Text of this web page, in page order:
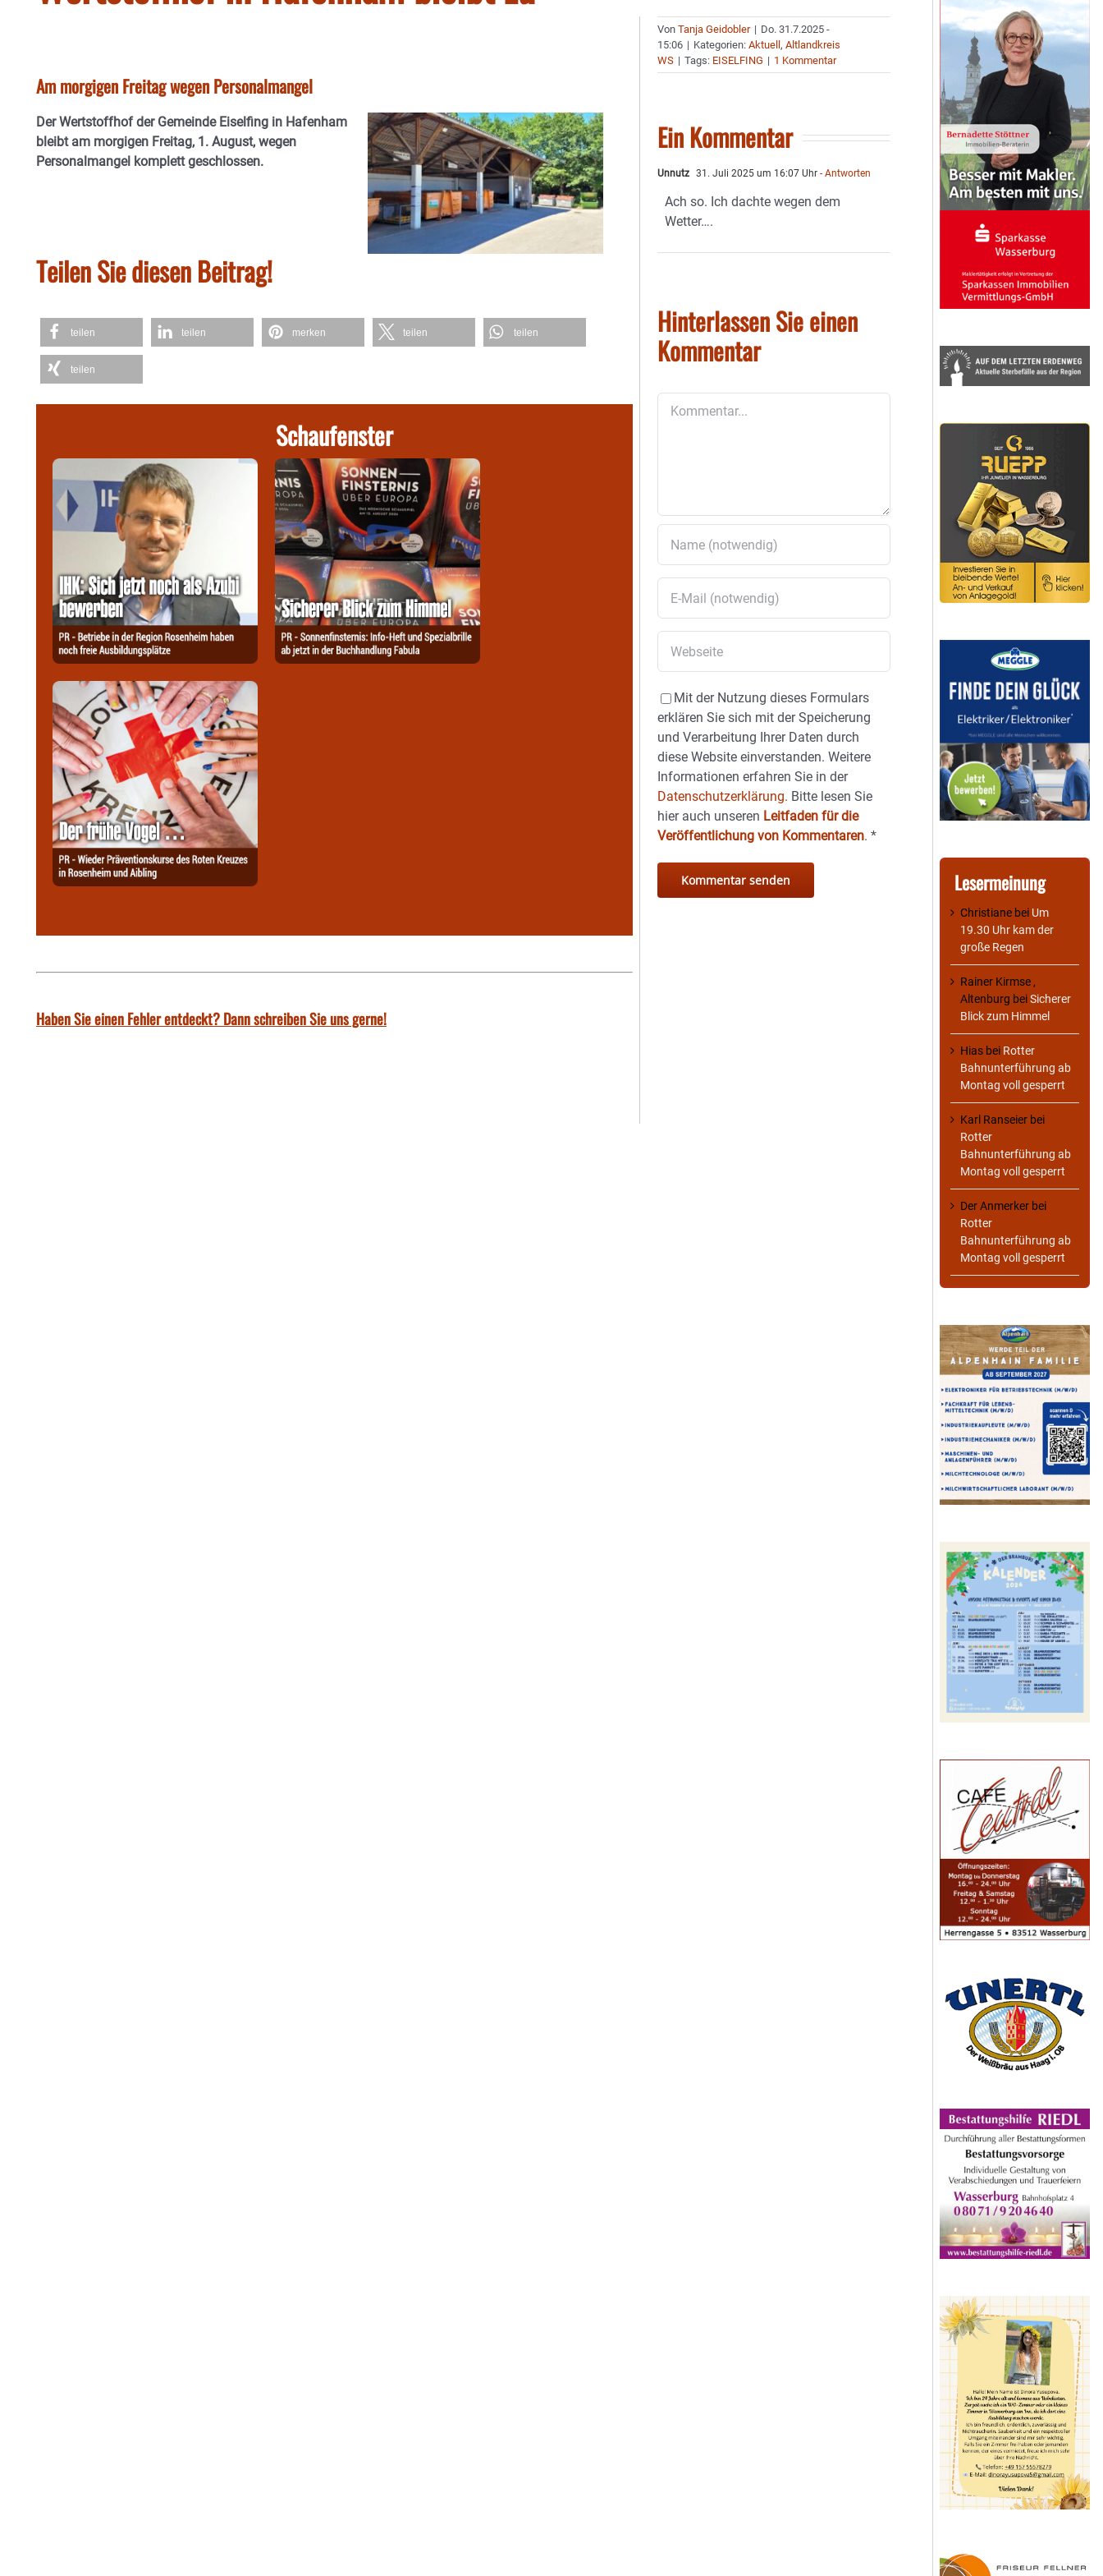
Am morgigen Freitag wegen Personalmangel
Der Wertstoffhof der Gemeinde Eiselfing in Hafenham
bleibt am morgigen Freitag, 1. August, wegen
Personalmangel komplett geschlossen.
Teilen Sie diesen Beitrag!
teilen teilen merken teilen teilen
teilen
Schaufenster
Haben Sie einen Fehler entdeckt? Dann schreiben Sie uns gerne!
VonTanja Geidobler | Do. 31.7.2025 -
15:06 | Kategorien:Aktuell,Altlandkreis
WS | Tags: EISELFING | 1 Kommentar
Ein Kommentar
Unnutz 31. Juli 2025 um 16:07 Uhr - Antworten
Ach so. Ich dachte wegen dem
Wetter….
Hinterlassen Sie einen
Kommentar
Mit der Nutzung dieses Formulars
erklären Sie sich mit der Speicherung
und Verarbeitung Ihrer Daten durch
diese Website einverstanden. Weitere
Informationen erfahren Sie in der
Datenschutzerklärung. Bitte lesen Sie
hier auch unseren Leitfaden für die
Veröffentlichung von Kommentaren.*
Lesermeinung
Christiane bei Um
19.30 Uhr kam der
große Regen
Rainer Kirmse ,
Altenburg beiSicherer
Blick zum Himmel
Hias bei Rotter
Bahnunterführung ab
Montag voll gesperrt
Karl Ranseier bei
Rotter
Bahnunterführung ab
Montag voll gesperrt
Der Anmerker bei
Rotter
Bahnunterführung ab
Montag voll gesperrt